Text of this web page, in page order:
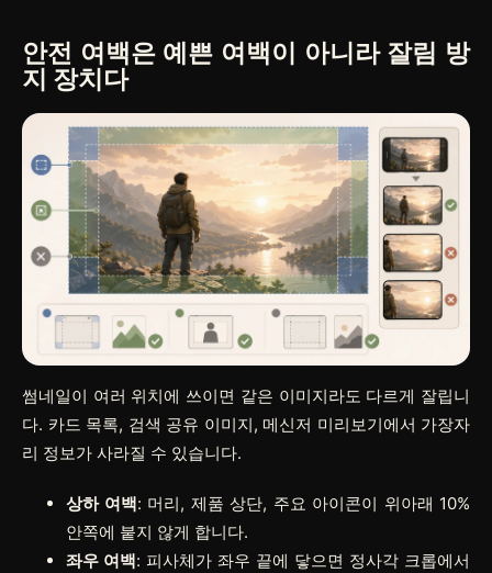
안전 여백은 예쁜 여백이 아니라 잘림 방
지 장치다
썸네일이 여러 위치에 쓰이면 같은 이미지라도 다르게 잘립니
다. 카드 목록, 검색 공유 이미지, 메신저 미리보기에서 가장자
리 정보가 사라질 수 있습니다.
상하 여백: 머리, 제품 상단, 주요 아이콘이 위아래 10%
안쪽에 붙지 않게 합니다.
좌우 여백: 피사체가 좌우 끝에 닿으면 정사각 크롭에서